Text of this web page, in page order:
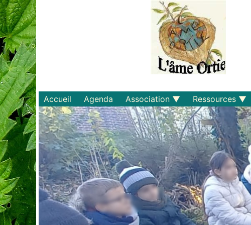
Accueil
Agenda
Association
Qui sommes-nous ?
Statuts et règlements
Adhérer
Documents
Plaquette
Bulletin d'adhésion
Ressources
Savoirs
Matériel
Livres
Recettes
Projets